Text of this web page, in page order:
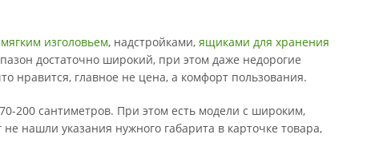
изголовьем, надстройками, ящиками для хранения
достаточно широкий, при этом даже недорогие
нравится, главное не цена, а комфорт пользования.
200 сантиметров. При этом есть модели с широким,
нашли указания нужного габарита в карточке товара,